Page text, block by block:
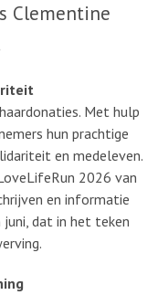
Clementine
Met hulp
hun prachtige
en medeleven.
2026 van
en informatie
dat in het teken